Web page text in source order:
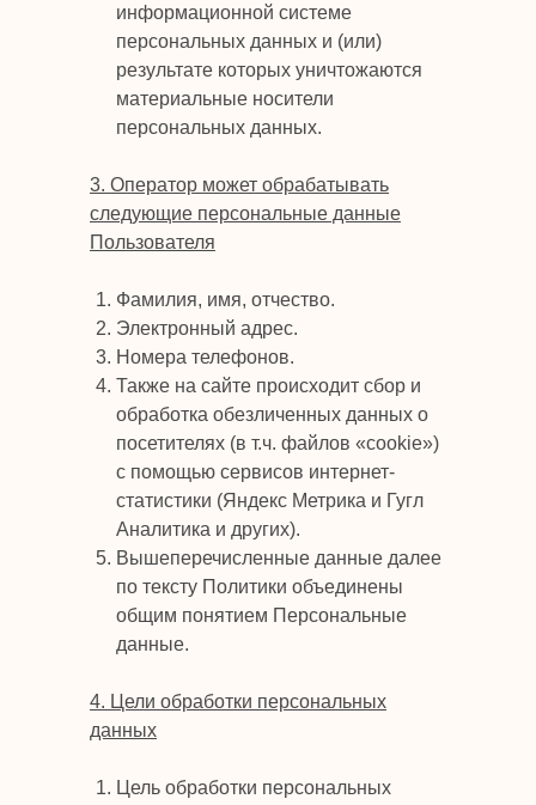
информационной системе
персональных данных и (или)
результате которых уничтожаются
материальные носители
персональных данных.
3. Оператор может обрабатывать
следующие персональные данные
Пользователя
Фамилия, имя, отчество.
Электронный адрес.
Номера телефонов.
Также на сайте происходит сбор и
обработка обезличенных данных о
посетителях (в т.ч. файлов «cookie»)
с помощью сервисов интернет-
статистики (Яндекс Метрика и Гугл
Аналитика и других).
Вышеперечисленные данные далее
по тексту Политики объединены
общим понятием Персональные
данные.
4. Цели обработки персональных
данных
Цель обработки персональных